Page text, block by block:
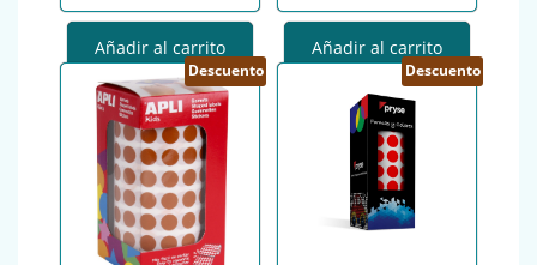
Añadir al carrito Añadir al carrito
Descuento Descuento